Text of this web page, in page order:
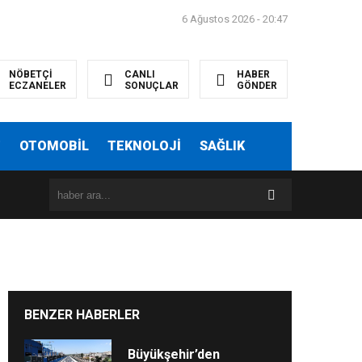
6 Ağustos 2026 - 20:47
NÖBETÇİ
ECZANELER
CANLI
SONUÇLAR
HABER
GÖNDER
OTOMOBİL TEKNOLOJİ SAĞLIK
BENZER HABERLER
Büyükşehir’den